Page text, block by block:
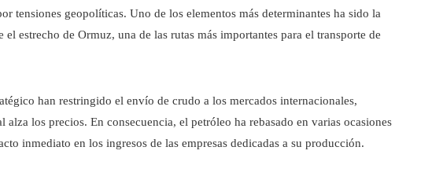
tensiones geopolíticas. Uno de los elementos más determinantes ha sido la
estrecho de Ormuz, una de las rutas más importantes para el transporte de
han restringido el envío de crudo a los mercados internacionales,
los precios. En consecuencia, el petróleo ha rebasado en varias ocasiones
inmediato en los ingresos de las empresas dedicadas a su producción.